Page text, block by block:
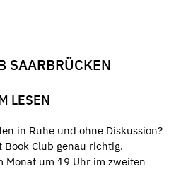
SAARBRÜCKEN
LESEN
in Ruhe und ohne Diskussion?
Book Club genau richtig.
Monat um 19 Uhr im zweiten